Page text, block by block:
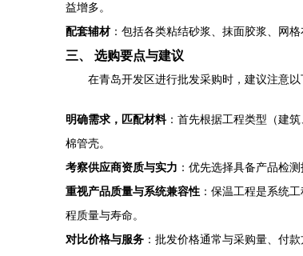
益增多。
配套辅材：包括各类粘结砂浆、抹面胶浆、网
三、 选购要点与建议
在青岛开发区进行批发采购时，建议注意以
明确需求，匹配材料：首先根据工程类型（建
棉管壳。
考察供应商资质与实力 ：优先选择具备产品检
重视产品质量与系统兼容性 ：保温工程是系统
程质量与寿命。
对比价格与服务 ：批发价格通常与采购量、付